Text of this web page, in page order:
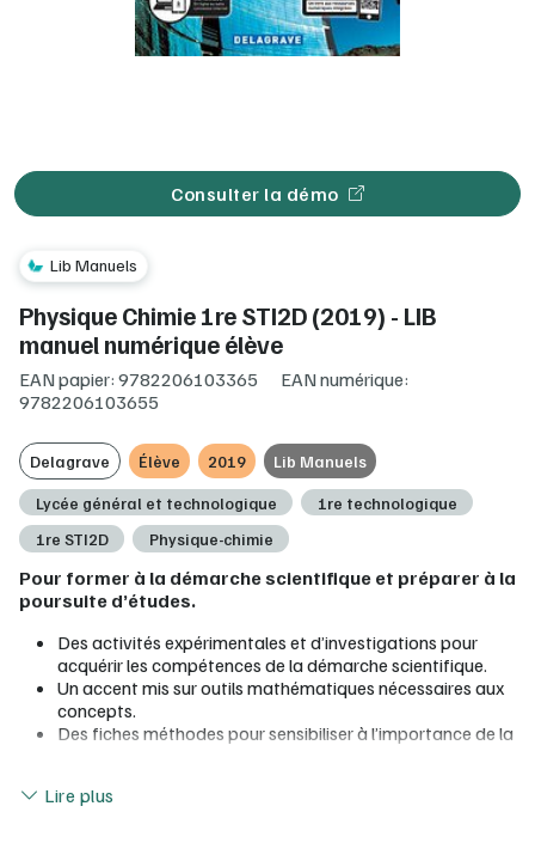
Consulter la démo
Lib Manuels
Physique Chimie 1re STI2D (2019) - LIB
manuel numérique élève
EAN papier: 9782206103365
EAN numérique:
9782206103655
Delagrave Élève 2019 Lib Manuels
Lycée général et technologique
1re technologique
1re STI2D
Physique-chimie
Pour former à la démarche scientifique et préparer à la
poursuite d’études.
Des activités expérimentales et d’investigations pour
acquérir les compétences de la démarche scientifique.
Un accent mis sur outils mathématiques nécessaires aux
concepts.
Des fiches méthodes pour sensibiliser à l’importance de la
notions.
Lire plus